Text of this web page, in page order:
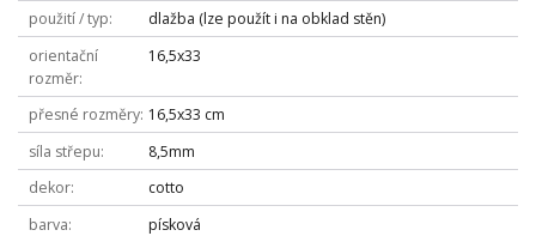
použití / typ
dlažba (lze použít i na obklad stěn)
orientační
rozměr
16,5x33
přesné rozměry 16,5x33 cm
síla střepu
8,5mm
dekor
cotto
barva
písková